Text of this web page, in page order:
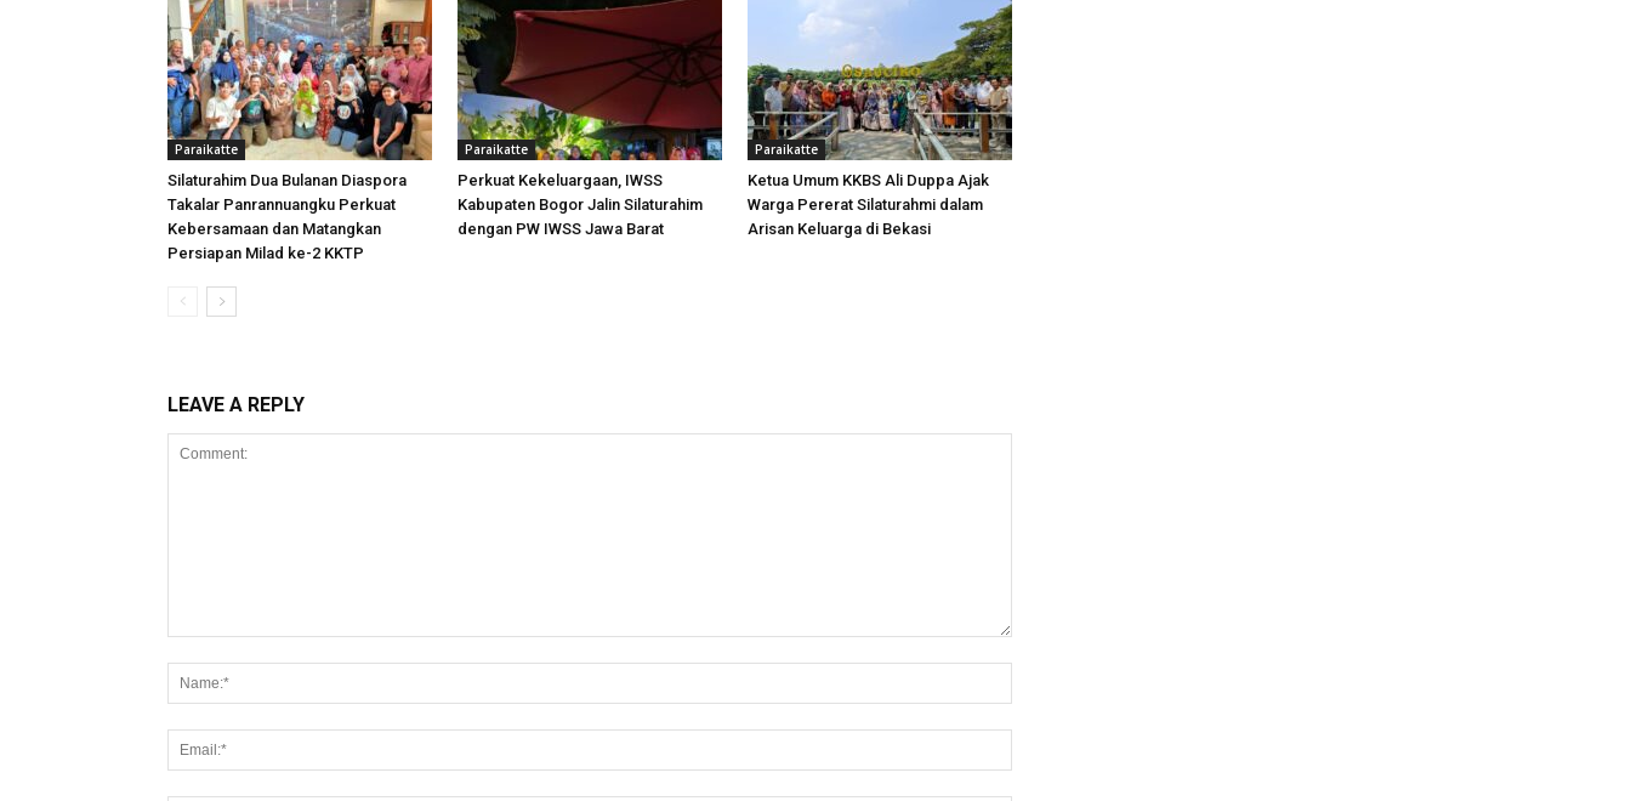
Paraikatte
Silaturahim Dua Bulanan Diaspora
Takalar Panrannuangku Perkuat
Kebersamaan dan Matangkan
Persiapan Milad ke-2 KKTP
Paraikatte
Perkuat Kekeluargaan, IWSS
Kabupaten Bogor Jalin Silaturahim
dengan PW IWSS Jawa Barat
Paraikatte
Ketua Umum KKBS Ali Duppa Ajak
Warga Pererat Silaturahmi dalam
Arisan Keluarga di Bekasi
LEAVE A REPLY